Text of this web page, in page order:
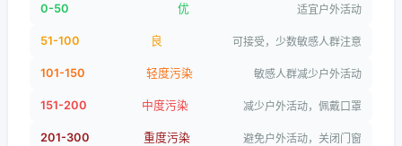
0-50 优 适宜户外活动
51-100 良 可接受，少数敏感人群注意
101-150 轻度污染 敏感人群减少户外活动
151-200 中度污染 减少户外活动，佩戴口罩
201-300 重度污染 避免户外活动，关闭门窗